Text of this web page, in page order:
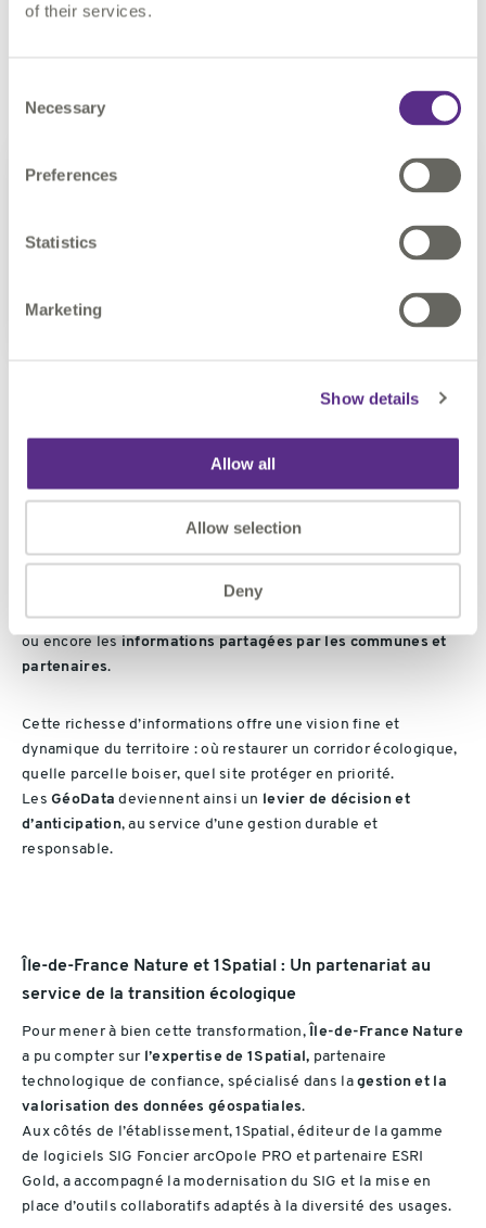
of their services.
Selection
Necessary
Preferences
Statistics
Marketing
Show details
Allow all
Allow selection
Deny
territoires, un moyen de transformer l’observation en action.
lecadastre, lesréférentiels de l’IGN, leMode d’Occupation
de l’Institut Paris Région, les
données sur les mutations foncières, lesréseaux techniques
ou encore les informations partagées par les communes et
partenaires.
Cette richesse d’informations offre une vision fine et
dynamique du territoire : où restaurer un corridor écologique,
quelle parcelle boiser, quel site protéger en priorité.
LesGéoData deviennent ainsi un levier de décision et
d’anticipation, au service d’une gestion durable et
responsable.
Île-de-France Nature et 1Spatial : Un partenariat au
service de la transition écologique
Pour mener à bien cette transformation,Île-de-France Nature
a pu compter sur l’expertise de 1Spatial, partenaire
technologique de confiance, spécialisé dans lagestion et la
valorisation des données géospatiales.
Aux côtés de l’établissement, 1Spatial, éditeur de la gamme
de logiciels SIG Foncier arcOpole PRO et partenaire ESRI
Gold, a accompagné la modernisation du SIG et la mise en
place d’outils collaboratifs adaptés à la diversité des usages.